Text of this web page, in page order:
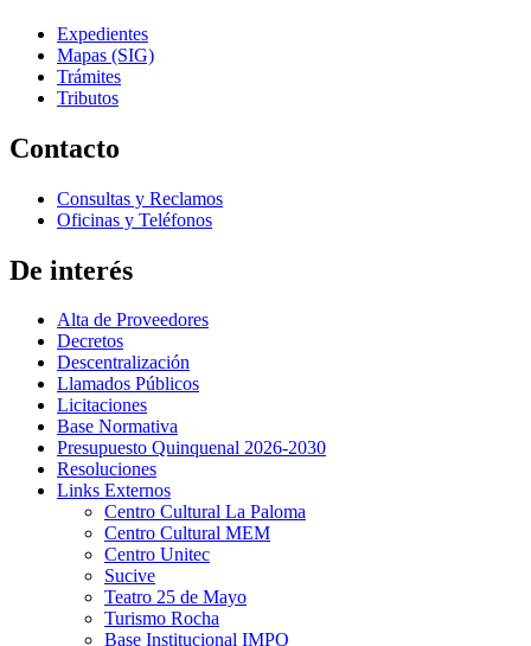
Expedientes
Mapas (SIG)
Trámites
Tributos
Contacto
Consultas y Reclamos
Oficinas y Teléfonos
De interés
Alta de Proveedores
Decretos
Descentralización
Llamados Públicos
Licitaciones
Base Normativa
Presupuesto Quinquenal 2026-2030
Resoluciones
Links Externos
Centro Cultural La Paloma
Centro Cultural MEM
Centro Unitec
Sucive
Teatro 25 de Mayo
Turismo Rocha
Base Institucional IMPO